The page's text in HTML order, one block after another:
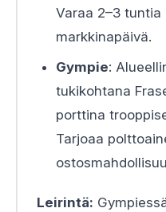
Varaa 2–3 tuntia
markkinapäivä.
Gympie:
tukikohtana
porttina
Tarjoaa
Leirintä: